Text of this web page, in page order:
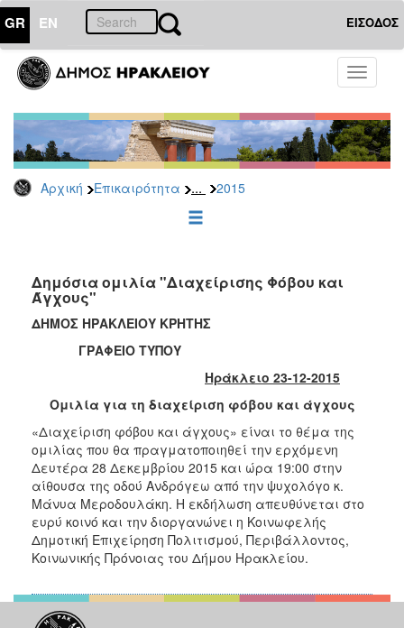
GR EN ΕΙΣΟΔΟΣ
Toggle
Αρχική Επικαιρότητα ... 2015
ΕΠΙΚΑΙΡΟΤΗΤΑ
Τύπου
Αρχείο
2026
2025
2022
2021
2020
2019
2017
2016
2015
2013
2012
2011
2006
Δημόσια ομιλία "Διαχείρισης Φόβου και
Άγχους"
ΔΗΜΟΣ ΗΡΑΚΛΕΙΟΥ ΚΡΗΤΗΣ
ΓΡΑΦΕΙΟ ΤΥΠΟΥ
Ηράκλειο 23-12-2015
Ομιλία για τη διαχείριση φόβου και άγχους
«Διαχείριση φόβου και άγχους» είναι το θέμα της
ομιλίας που θα πραγματοποιηθεί την ερχόμενη
Δευτέρα 28 Δεκεμβρίου 2015 και ώρα 19:00 στην
αίθουσα της οδού Ανδρόγεω από την ψυχολόγο κ.
Μάνυα Μεροδουλάκη. Η εκδήλωση απευθύνεται στο
ευρύ κοινό και την διοργανώνει η Κοινωφελής
Δημοτική Επιχείρηση Πολιτισμού, Περιβάλλοντος,
Κοινωνικής Πρόνοιας του Δήμου Ηρακλείου.